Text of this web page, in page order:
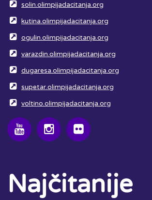
solin.olimpijadacitanja.org
kutina.olimpijadacitanja.org
ogulin.olimpijadacitanja.org
varazdin.olimpijadacitanja.org
dugaresa.olimpijadacitanja.org
supetar.olimpijadacitanja.org
voltino.olimpijadacitanja.org
Najčitanije